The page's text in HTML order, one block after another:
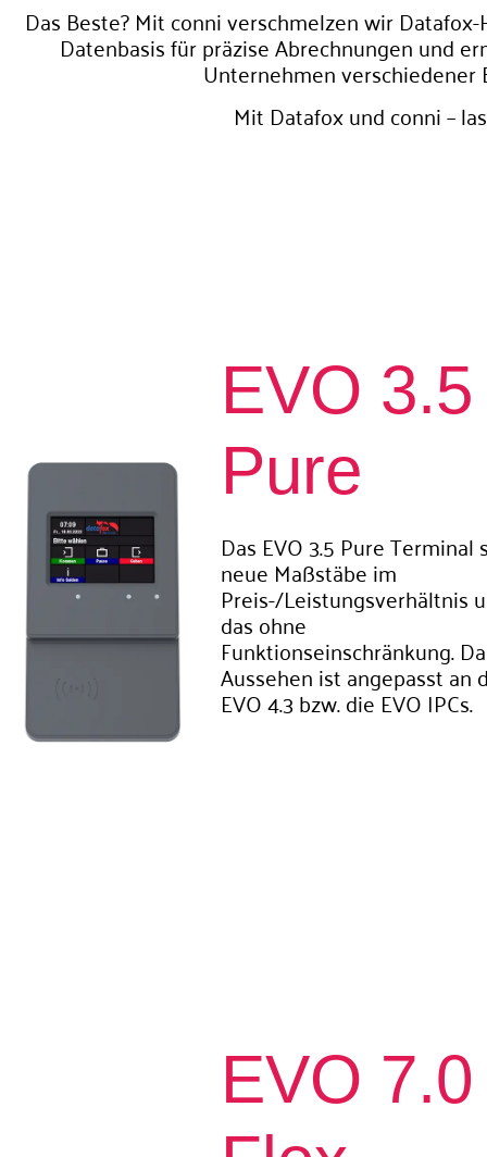
Das Beste? Mit conni verschmelzen wir
Datenbasis für präzise Abrechnungen und
Unternehmen
Mit Datafox und conni –
EVO 3.5
Pure​
Das EVO 3.5 Pure Terminal
neue Maßstäbe im
Preis-/Leistungsverhältnis
das ohne
Funktionseinschränkung.
Aussehen ist angepasst an
EVO 4.3 bzw. die EVO IPCs.
EVO 7.0